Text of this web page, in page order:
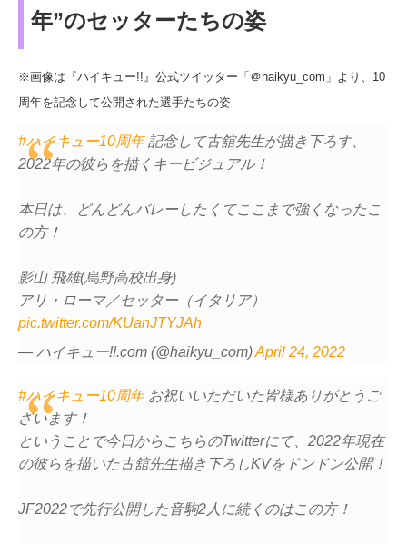
年”のセッターたちの姿
※画像は『ハイキュー!!』公式ツイッター「＠haikyu_com」より、10
周年を記念して公開された選手たちの姿
#ハイキュー10周年記念して古舘先生が描き下ろす、
2022年の彼らを描くキービジュアル！
本日は、どんどんバレーしたくてここまで強くなったこ
の方！
影山 飛雄(烏野高校出身)
アリ・ローマ／セッター（イタリア）
pic.twitter.com/KUanJTYJAh
— ハイキュー!!.com (@haikyu_com)April 24, 2022
#ハイキュー10周年お祝いいただいた皆様ありがとうご
ざいます！
ということで今日からこちらのTwitterにて、2022年現在
の彼らを描いた古舘先生描き下ろしKVをドンドン公開！
JF2022で先行公開した音駒2人に続くのはこの方！